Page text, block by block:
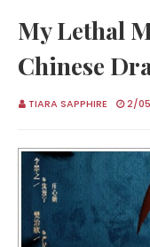
My Lethal
Chinese
TIARA SAPPHIRE 2/